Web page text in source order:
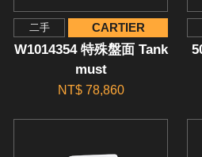
二手 CARTIER
W1014354 特殊盤面 Tank
must
NT$ 78,860